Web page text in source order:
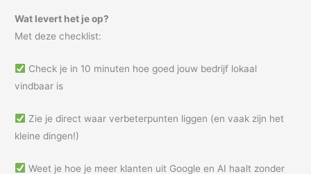
Wat levert het je op?
Met deze checklist:
Check je in 10 minuten hoe goed jouw bedrijf lokaal
vindbaar is
Zie je direct waar verbeterpunten liggen (en vaak zijn het
kleine dingen!)
Weet je hoe je meer klanten uit Google en AI haalt zonder